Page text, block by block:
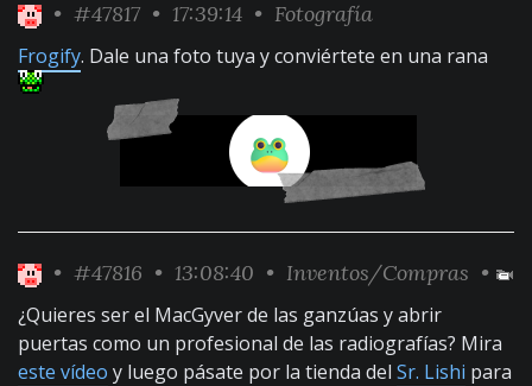
• #47817 • 17:39:14 • Fotografía
Frogify. Dale una foto tuya y conviértete en una rana
• #47816 • 13:08:40 • Inventos/Compras •
¿Quieres ser el MacGyver de las ganzúas y abrir
puertas como un profesional de las radiografías? Mira
este vídeo y luego pásate por la tienda del Sr. Lishi para